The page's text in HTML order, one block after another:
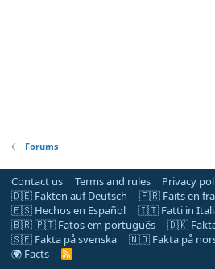
Forums
Contact us Terms and rules Privacy
🇩🇪 Fakten auf Deutsch
🇫🇷 Faits en
🇪🇸 Hechos en Español
🇮🇹 Fatti in
🇧🇷 🇵🇹 Fatos em português
🇩🇰
🇸🇪 Fakta på svenska
🇳🇴 Fakta på
🌍 Facts
R